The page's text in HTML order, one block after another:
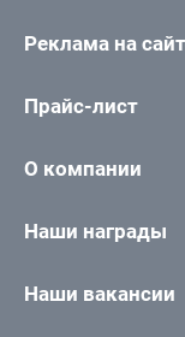
Реклама на
Прайс-лист
О компании
Наши награды
Наши вакансии